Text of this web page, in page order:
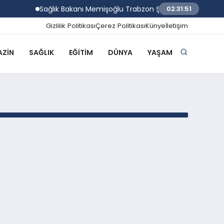
Sağlık Bakanı Memişoğlu Trabzon Şehir Hastanesi için
02:31:51
Gizlilik PolitikasıÇerez PolitikasıKünyeİletişim
SAĞLIK EĞITIM DÜNYA YAŞAM